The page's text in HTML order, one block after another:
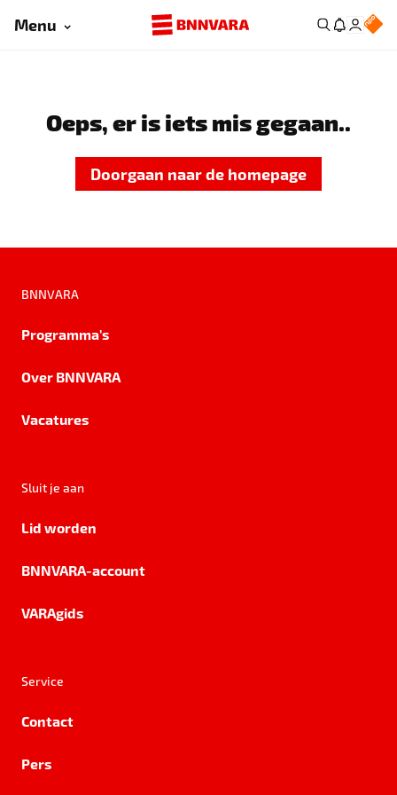
Menu
Oeps, er is iets mis gegaan..
Doorgaan naar de homepage
BNNVARA
Programma's
Over BNNVARA
Vacatures
Sluit je aan
Lid worden
BNNVARA-account
VARAgids
Service
Contact
Pers